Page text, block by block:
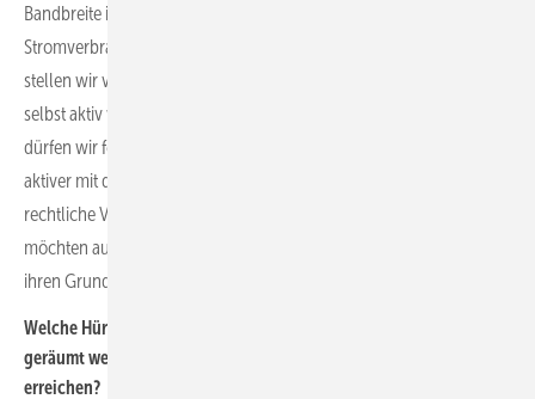
Bandbreite ist hier groß, aber gerade Unternehmen mit sehr hohem
Stromverbrauch sind weit vorne mit dabei. Bezogen auf Solarparks
stellen wir vor allem in Bayern fest, dass immer mehr Kommunen
selbst aktiv werden und die Anlagen betreiben wollen. Gleichzeitig
dürfen wir feststellen, dass weitere Bundesländer neben Bayern
aktiver mit dem Thema Photovoltaik umgehen und teilweise auch
rechtliche Vorgaben durch eine Solarpflicht etablieren. Zudem
möchten auch Flächeneigentümer verstärkt selbst Anlangen auf
ihren Grundstücken realisieren.
Welche Hürden sehen Sie, die unbedingt noch aus dem Weg
geräumt werden müssen, um die Zubauziele tatsächlich zu
erreichen?